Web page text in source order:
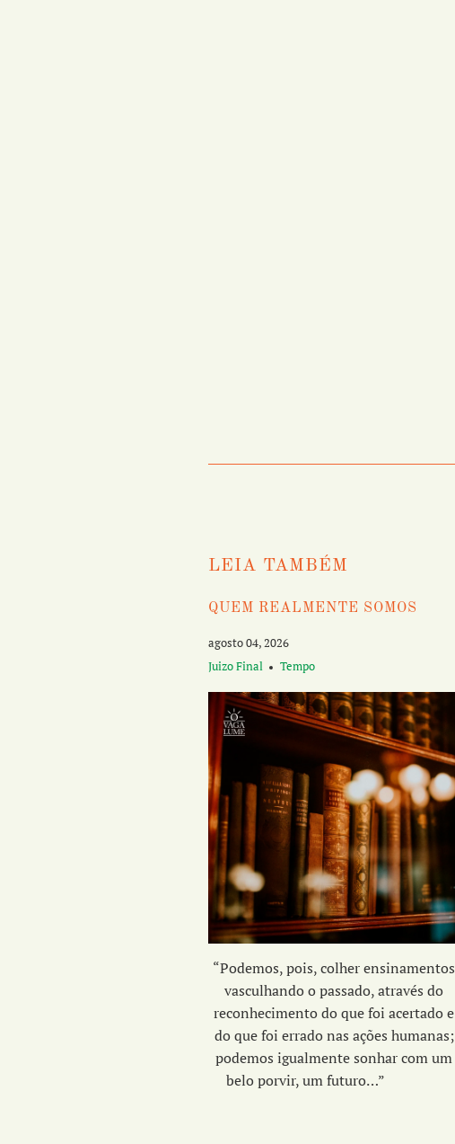
LEIA TAMBÉM
QUEM REALMENTE SOMOS
agosto 04, 2026
Juizo Final
Tempo
“Podemos, pois, colher ensinamentos
vasculhando o passado, através do
reconhecimento do que foi acertado e
do que foi errado nas ações humanas;
podemos igualmente sonhar com um
belo porvir, um futuro…”